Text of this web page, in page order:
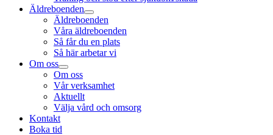
Äldreboenden
Äldreboenden
Våra äldreboenden
Så får du en plats
Så här arbetar vi
Om oss
Om oss
Vår verksamhet
Aktuellt
Välja vård och omsorg
Kontakt
Boka tid